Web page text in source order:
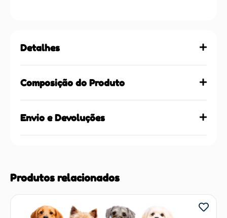
Detalhes
Composição do Produto
Envio e Devoluções
Produtos relacionados